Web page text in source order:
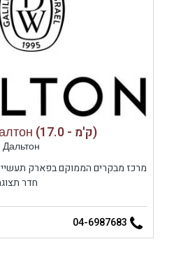
Винодельня Далтон (17.0 - ק'מ)
מרכז מבקרים הממוקם בפארק
חדר
04-6987683